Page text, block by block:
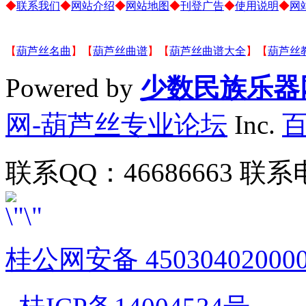
◆联系我们◆网站介绍◆网站地图◆刊登广告◆使用说明◆网
【葫芦丝名曲 】【葫芦丝曲谱】【葫芦丝曲谱大全 】【葫芦丝
Powered by 少数民族乐器
网-葫芦丝专业论坛 Inc.
联系QQ：46686663 联
桂公网安备